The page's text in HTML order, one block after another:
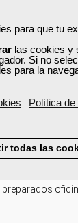
para que tu
las cookies y
Si no
para la
Política
todas las
Y